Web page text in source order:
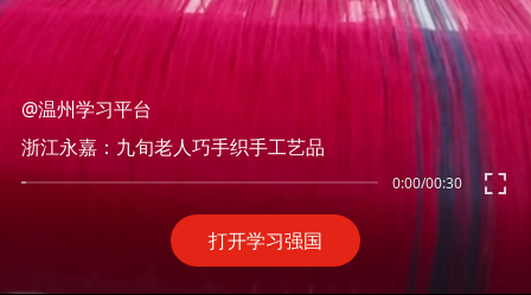
打开学习强国
0:00/00:30
@温州学习平台
浙江永嘉：九旬老人巧手织手工艺品